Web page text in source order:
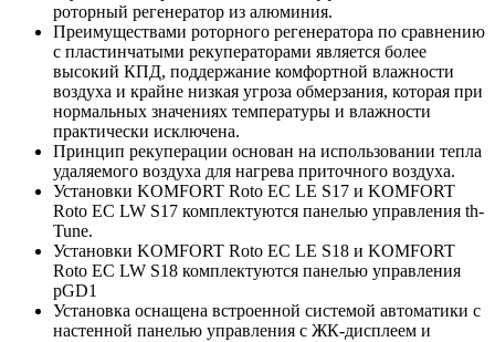
роторный регенератор из алюминия.
Преимуществами роторного регенератора по сравнению
с пластинчатыми рекуператорами является более
высокий КПД, поддержание комфортной влажности
воздуха и крайне низкая угроза обмерзания, которая при
нормальных значениях температуры и влажности
практически исключена.
Принцип рекуперации основан на использовании тепла
удаляемого воздуха для нагрева приточного воздуха.
Установки KOMFORT Roto EC LE S17 и KOMFORT
Roto EC LW S17 комплектуются панелью управления th-
Tune.
Установки KOMFORT Roto EC LE S18 и KOMFORT
Roto EC LW S18 комплектуются панелью управления
pGD1
Установка оснащена встроенной системой автоматики с
настенной панелью управления с ЖК-дисплеем и